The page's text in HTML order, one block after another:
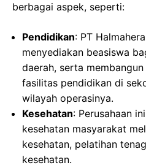
berbagai aspek, seperti:
Pendidikan: PT
menyediakan beasiswa
daerah, serta
fasilitas pendidikan di
wilayah operasinya.
Kesehatan: Perusahaan
kesehatan masyarakat
kesehatan, pelatihan
kesehatan.